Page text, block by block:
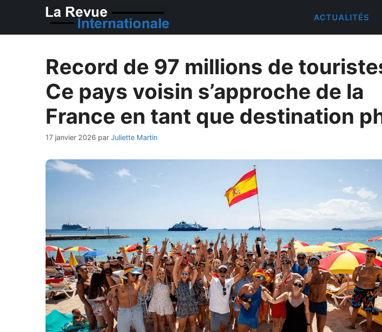
ACTUALITÉS
Record de 97 millions de
Ce pays voisin s’approche de la
France en tant que destination
17 janvier 2026 par Juliette Martin